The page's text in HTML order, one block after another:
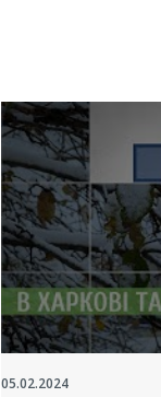
05.02.2024